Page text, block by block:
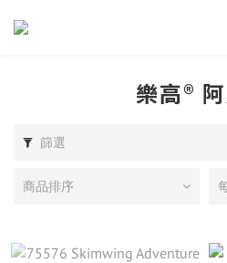
樂高®
篩選
商品排序